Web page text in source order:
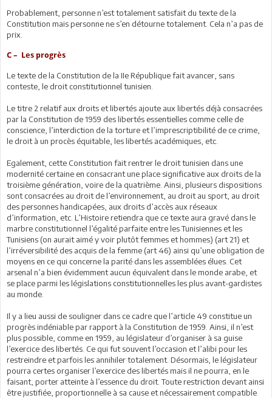
Probablement, personne n’est totalement satisfait du texte de la
Constitution mais personne ne s’en détourne totalement. Cela n’a pas de
prix.
C – Les progrès
Le texte de la Constitution de la IIe République fait avancer, sans
conteste, le droit constitutionnel tunisien.
Le titre 2 relatif aux droits et libertés ajoute aux libertés déjà consacrées
par la Constitution de 1959 des libertés essentielles comme celle de
conscience, l’interdiction de la torture et l’imprescriptibilité de ce crime,
le droit à un procès équitable, les libertés académiques, etc.
Egalement, cette Constitution fait rentrer le droit tunisien dans une
modernité certaine en consacrant une place significative aux droits de la
troisième génération, voire de la quatrième. Ainsi, plusieurs dispositions
sont consacrées au droit de l’environnement, au droit au sport, au droit
des personnes handicapées, aux droits d’accès aux réseaux
d’information, etc. L’Histoire retiendra que ce texte aura gravé dans le
marbre constitutionnel l’égalité parfaite entre les Tunisiennes et les
Tunisiens (on aurait aimé y voir plutôt femmes et hommes) (art 21) et
l’irréversibilité des acquis de la femme (art 46) ainsi qu’une obligation de
moyens en ce qui concerne la parité dans les assemblées élues. Cet
arsenal n’a bien évidemment aucun équivalent dans le monde arabe, et
se place parmi les législations constitutionnelles les plus avant-gardistes
au monde.
Il y a lieu aussi de souligner dans ce cadre que l’article 49 constitue un
progrès indéniable par rapport à la Constitution de 1959. Ainsi, il n’est
plus possible, comme en 1959, au législateur d’organiser à sa guise
l’exercice des libertés. Ce qui fut souvent l’occasion et l’alibi pour les
restreindre et parfois les annihiler totalement. Désormais, le législateur
pourra certes organiser l’exercice des libertés mais il ne pourra, en le
faisant, porter atteinte à l’essence du droit. Toute restriction devant ainsi
être justifiée, proportionnelle à sa cause et nécessairement compatible